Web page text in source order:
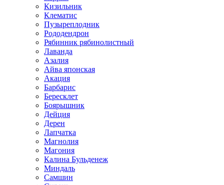
Кизильник
Клематис
Пузыреплодник
Рододендрон
Рябинник рябинолистный
Лаванда
Азалия
Айва японская
Акация
Барбарис
Бересклет
Боярышник
Дейция
Дерен
Лапчатка
Магнолия
Магония
Калина Бульденеж
Миндаль
Самшин